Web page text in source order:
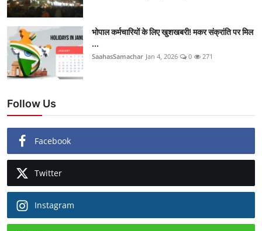
भोपाल कर्मचारियों के लिए खुशखबरी! मकर संक्रांति पर मिल
...
SaahasSamachar Jan 4, 2026 0 271
Follow Us
Facebook
Twitter
Instagram